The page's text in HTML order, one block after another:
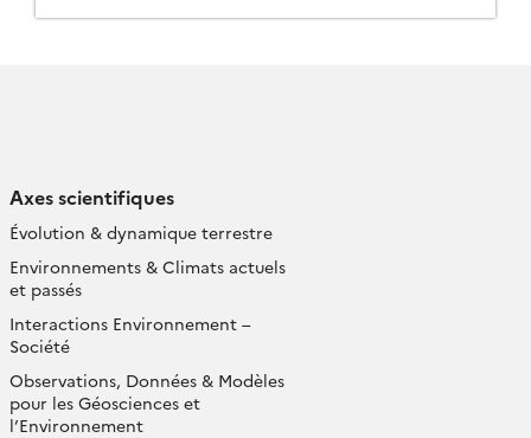
Axes scientifiques
Évolution & dynamique terrestre
Environnements & Climats actuels
et passés
Interactions Environnement –
Société
Observations, Données & Modèles
pour les Géosciences et
l’Environnement